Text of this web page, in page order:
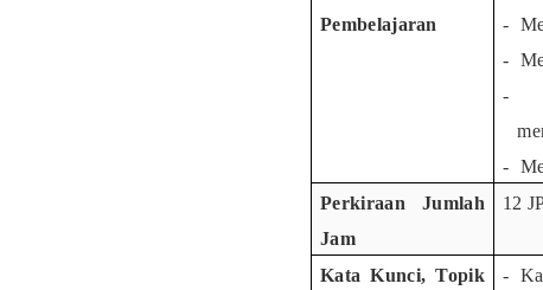
Pembelajaran
-
-
-
-
Perkiraan Jumlah
Jam
12
Kata Kunci, Topik
-